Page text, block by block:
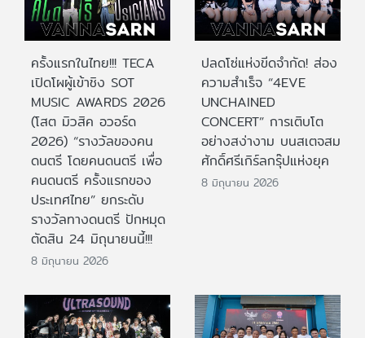
ครั้งแรกในไทย!!! TECA
เปิดโผผู้เข้าชิง SOT
MUSIC AWARDS 2026
(โสต มิวสิค อวอร์ด
2026) “รางวัลของคน
ดนตรี โดยคนดนตรี เพื่อ
คนดนตรี ครั้งแรกของ
ประเทศไทย” ยกระดับ
รางวัลทางดนตรี ปักหมุด
ตัดสิน 24 มิถุนายนนี้!!!
8 มิถุนายน 2026
ปลดโซ่แห่งขีดจำกัด! ส่อง
ความสำเร็จ “4EVE
UNCHAINED
CONCERT” การเติบโต
อย่างสง่างาม บนสเตจสม
ศักดิ์ศรีเกิร์ลกรุ๊ปแห่งยุค
8 มิถุนายน 2026